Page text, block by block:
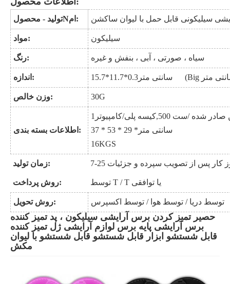
تولید - محصولN ام: سیلیکونی قابل حمل با لیوان ساکشن
مواد: سیلیکون
رنگ: سیاه ، صورتی ، آبی ، بنفش و غیره
اندازه:
وزن خالص: 30G
اطلاعات بسته بندی:
1 کامپیوتر/کیسه پلی, 500 ست صادر شده
37 * 53 * 29 * سانتی متر
16KGS
زمان تولید: روز کار پس از تصویب سپرده و جزئیات
روش پرداخت: توسط T / T یا توافقی
روش تحویل: توسط دریا / توسط هوا / توسط اکسپرس
حصیر تمیز کردن برس آرایشی سیلیکون ، پد تمیز کننده
برس آرایشی پایه برس لوازم آرایشی ژل تمیز کننده
قابل شستشو ابزار قابل شستشو قابل شستشو با لیوان
مکش